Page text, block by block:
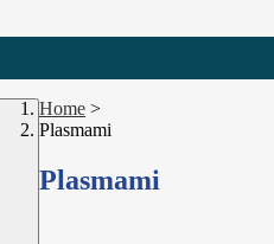
Home >
Plasmami
Plasmami